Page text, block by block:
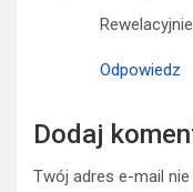
Odpowiedz
Dodaj
Twój adres e-mail